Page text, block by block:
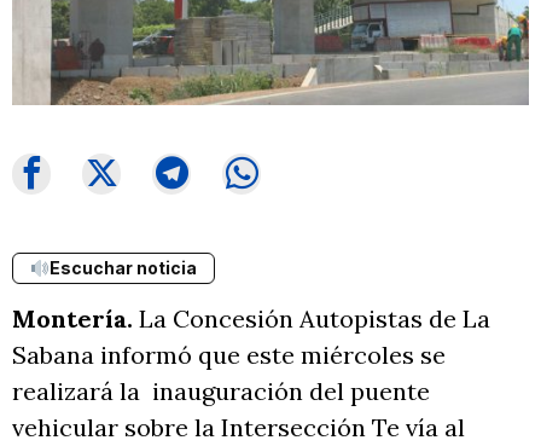
Escuchar noticia
Montería. La Concesión Autopistas de La
Sabana informó que este miércoles se
realizará la inauguración del puente
vehicular sobre la Intersección Te vía al